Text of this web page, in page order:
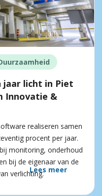
jaar licht in Piet
Innovatie &
realiseren samen
procent per jaar.
monitoring, onderhoud
bij de eigenaar van de
verlichting.Lees meer